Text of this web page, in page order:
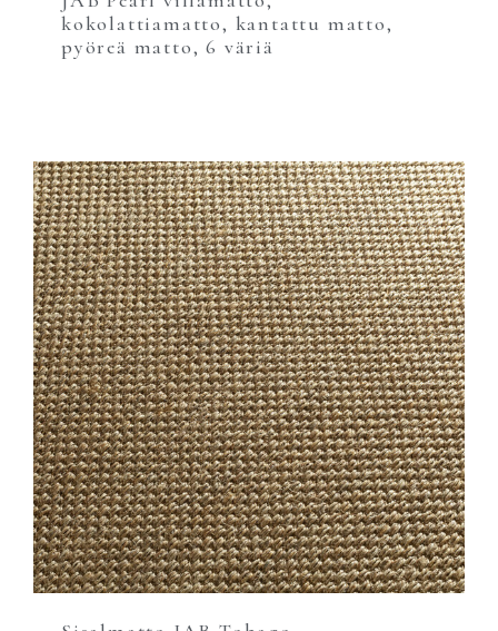
kokolattiamatto, kantattu matto,
pyöreä matto, 6 väriä